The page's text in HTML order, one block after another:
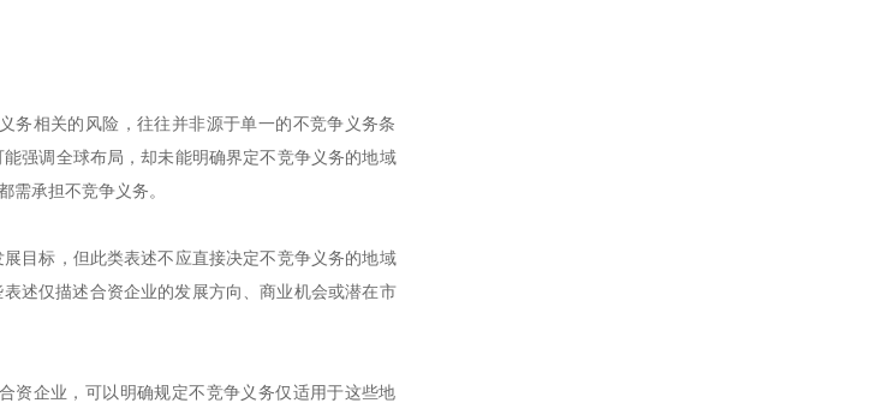
务相关的风险，往往并非源于单一的不竞争义务条
强调全球布局，却未能明确界定不竞争义务的地域
需承担不竞争义务。
目标，但此类表述不应直接决定不竞争义务的地域
表述仅描述合资企业的发展方向、商业机会或潜在市
资企业，可以明确规定不竞争义务仅适用于这些地